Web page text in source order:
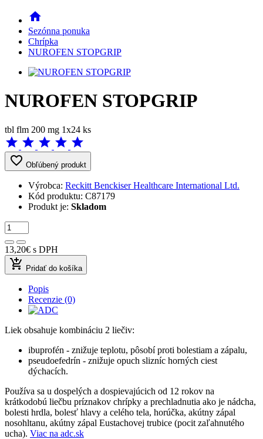
home
Sezónna ponuka
Chrípka
NUROFEN STOPGRIP
NUROFEN STOPGRIP
tbl flm 200 mg 1x24 ks
star star star star star
favorite_border Obľúbený produkt
Výrobca: Reckitt Benckiser Healthcare International Ltd.
Kód produktu: C87179
Produkt je: Skladom
13,20€ s DPH
add_shopping_cart Pridať do košíka
Popis
Recenzie (0)
Liek obsahuje kombináciu 2 liečiv:
ibuprofén - znižuje teplotu, pôsobí proti bolestiam a zápalu,
pseudoefedrín - znižuje opuch slizníc horných ciest
dýchacích.
Používa sa u dospelých a dospievajúcich od 12 rokov na
krátkodobú liečbu príznakov chrípky a prechladnutia ako je nádcha,
bolesti hrdla, bolesť hlavy a celého tela, horúčka, akútny zápal
nosohltanu, akútny zápal Eustachovej trubice (pocit zaľahnutého
ucha). Viac na adc.sk